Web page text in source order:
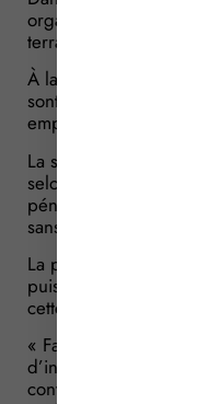
organisé sur un
terrain privé appartenant
À la suite de ce
sont poursuivis,
emploi d’étrangers sans
La société conteste
selon elle, l’inspecteur
pénétrer sur un terrain
sans son consentement.
La procédure doit donc
puisque l’Urssaf n’était
cette propriété privée
« Faux ! », conteste
d’infractions de travail
contrôle disposent